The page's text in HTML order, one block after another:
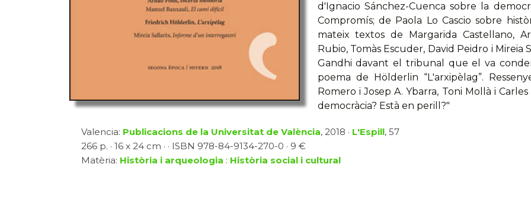
d'Ignacio Sánchez-Cuenca sobre la
Compromís; de Paola Lo Cascio sobre
mateix textos de Margarida Castellano,
Rubio, Tomàs Escuder, David Peidro i
Gandhi davant el tribunal que el va
poema de Hölderlin “L'arxipèlag”.
Romero i Josep A. Ybarra, Toni Mollà i
democràcia? Està en perill?"
Valencia: Publicacions de la Universitat de València, 2018 · L'Espill, 57
266 p. · 16 x 24 cm · · ISBN 978-84-9134-270-0 · 9 €
Matèria: Història i arqueologia : Història social i cultural